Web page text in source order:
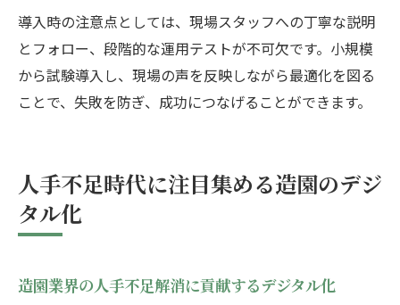
導入時の注意点としては、現場スタッフへの丁寧な説明
とフォロー、段階的な運用テストが不可欠です。小規模
から試験導入し、現場の声を反映しながら最適化を図る
ことで、失敗を防ぎ、成功につなげることができます。
人手不足時代に注目集める造園のデジ
タル化
造園業界の人手不足解消に貢献するデジタル化